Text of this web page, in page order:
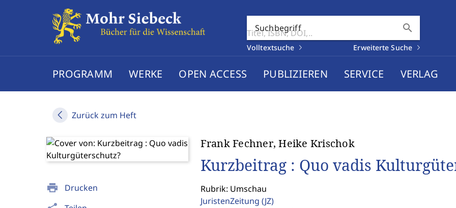
Suchbegriff search
Volltextsuche Erweiterte Suche
PROGRAMM WERKE OPEN ACCESS PUBLIZIEREN SERVICE VERLAG
Zurück zum Heft
print Drucken
Frank Fechner, Heike Krischok
Kurzbeitrag : Quo vadis
Rubrik: Umschau
JuristenZeitung (JZ)